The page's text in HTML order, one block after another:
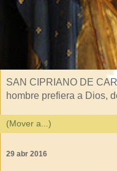
SAN CIPRIANO DE
hombre prefiera a Dios,
29 abr 2016